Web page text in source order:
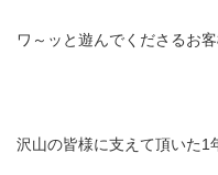
ワ～ッと遊んでくださるお
沢山の皆様に支えて頂いた1